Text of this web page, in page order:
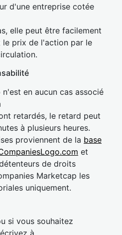
d'une entreprise cotée
elle peut être facilement
le prix de l'action par le
en aucun cas associé
retardés, le retard peut
à plusieurs heures.
proviennent de la base
et
de droits
Marketcap les
uniquement.
si vous souhaitez
à